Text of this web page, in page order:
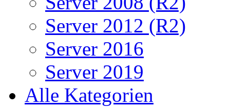
Server 2012 (R2)
Server 2016
Server 2019
Alle Kategorien